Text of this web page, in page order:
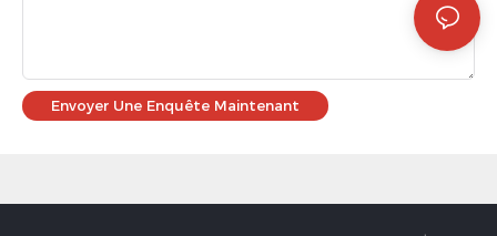
Envoyer Une Enquête Maintenant